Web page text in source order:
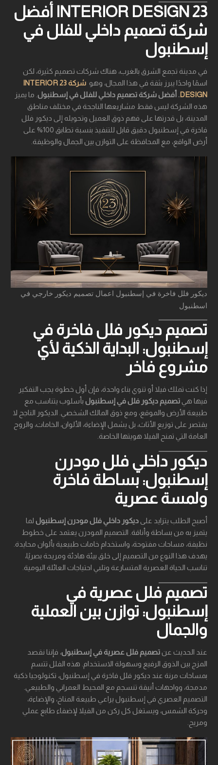
23 INTERIOR DESIGN أفضل
شركة تصميم داخلي للفلل في
إسطنبول
في مدينة تجمع الشرق بالغرب، هناك شركات تصميم كثيرة، لكن
اسمًا واحدًا يبرز بثقة في هذا المجال، وهو
شركة 23 INTERIOR
DESIGN
. أفضل شركة تصميم داخلي للفلل في إسطنبول . ما يميز
هذه الشركة ليس فقط مشاريعها الناجحة في مختلف مناطق
المدينة، بل قدرتها على فهم ذوق العميل وتحويله إلى ديكور فلل
فاخرة في إسطنبول دقيق قابل للتنفيذ بنسبة تطابق 100% على
أرض الواقع، مع المحافظة على التوازن بين الجمال والوظيفة.
ديكور فلل فاخرة في إسطنبول اعمال تصميم ديكور خارجي في
اسطنبول
تصميم ديكور فلل فاخرة في
إسطنبول: البداية الذكية لأي
مشروع فاخر
إذا كنت تملك فيلا أو تنوي بناء واحدة، فإن أول خطوة يجب التفكير
فيها هيتصميم ديكور فلل في إسطنبول بأسلوب يتناسب مع
طبيعة الأرض والموقع، ومع ذوق المالك الشخصي. الديكور الناجح لا
يقتصر على توزيع الأثاث، بل يشمل الإضاءة، الألوان، الخامات، والروح
العامة التي تمنح الفيلا هويتها الخاصة.
ديكور داخلي فلل مودرن
إسطنبول: بساطة فاخرة
ولمسة عصرية
أصبح الطلب يتزايد علىديكور داخلي فلل مودرن إسطنبول لما
يتميز به من بساطة وأناقة. التصميم المودرن يعتمد على خطوط
نظيفة، مساحات مفتوحة، واستخدام خامات طبيعية بألوان محايدة.
يهدف هذا النوع من التصميم إلى خلق بيئة هادئة ومريحة بصريًا،
تناسب الحياة العصرية المتسارعة وتلبي احتياجات العائلة اليومية.
تصميم فلل عصرية في
إسطنبول: توازن بين العملية
والجمال
عند الحديث عنتصميم فلل عصرية في إسطنبول، فإننا نقصد
المزج بين الذوق الرفيع وسهولة الاستخدام. هذه الفلل تتسم
بمساحات مرنة عند ديكور فلل فاخرة في إسطنبول، تكنولوجيا ذكية
مدمجة، وواجهات أنيقة تنسجم مع المحيط العمراني والطبيعي.
التصميم العصري في إسطنبول يراعي طبيعة المناخ، والإضاءة،
وحركة الشمس، ويستغل كل ركن من الفيلا لإضفاء طابع عملي
ومريح.